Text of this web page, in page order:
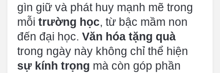
gìn giữ và phát huy mạnh mẽ trong
mỗi trường học, từ bậc mầm non
đến đại học. Văn hóa tặng quà
trong ngày này không chỉ thể hiện
sự kính trọng mà còn góp phần